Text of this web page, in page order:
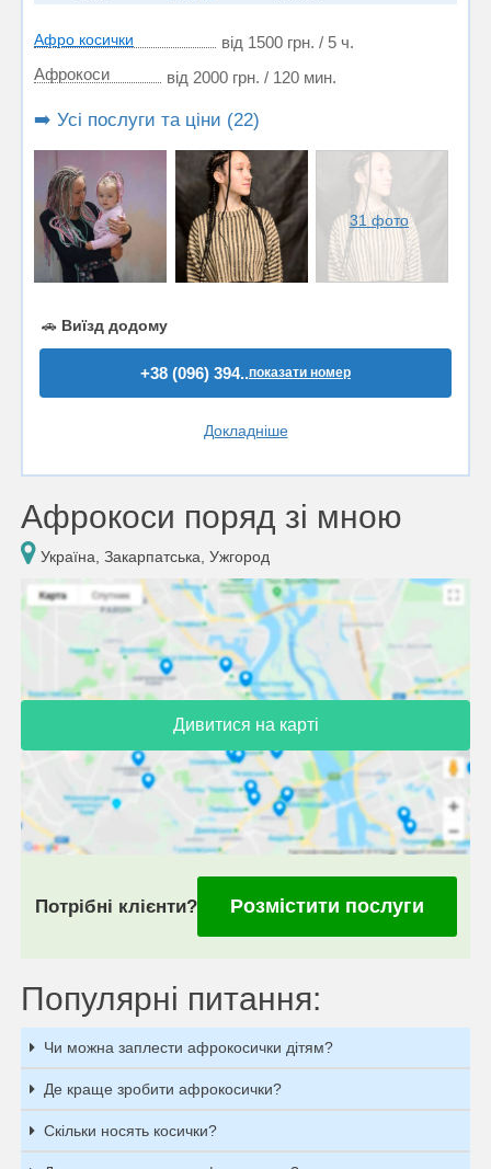
Афро косички
від 1500 грн. / 5 ч.
Афрокоси
від 2000 грн. / 120 мин.
➡️ Усі послуги та ціни (22)
31 фото
🚗 Виїзд додому
+38 (096) 394..показати номер
Докладніше
Афрокоси поряд зі мною
Україна, Закарпатська, Ужгород
Дивитися на карті
Потрібні клієнти? Розмістити послуги
Популярні питання:
Чи можна заплести афрокосички дітям?
Де краще зробити афрокосички?
Скільки носять косички?